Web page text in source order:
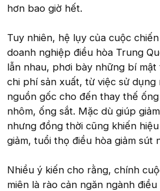
hơn bao giờ hết.
Tuy nhiên, hệ lụy của cuộc
doanh nghiệp điều hòa Trung
lẫn nhau, phơi bày những bí
chi phí sản xuất, từ việc sử
nguồn gốc cho đến thay thế
nhôm, ống sắt. Mặc dù giúp
nhưng đồng thời cũng khiến
giảm, tuổi thọ điều hòa giảm sút
Nhiều ý kiến cho rằng, chính
miên là rào cản ngăn ngành